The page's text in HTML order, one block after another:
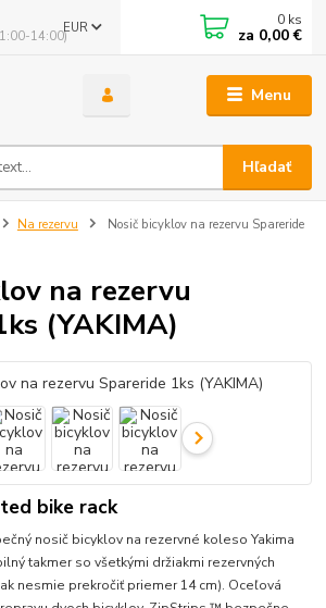
Menu
EUR
Hľadať
14:00)
0 ks
za 0,00 €
Na rezervu
Nosič bicyklov na rezervu Spareride
na rezervu
(YAKIMA)
bike rack
nosič bicyklov na rezervné koleso Yakima
takmer so všetkými držiakmi rezervných
nesmie prekročiť priemer 14 cm). Oceľová